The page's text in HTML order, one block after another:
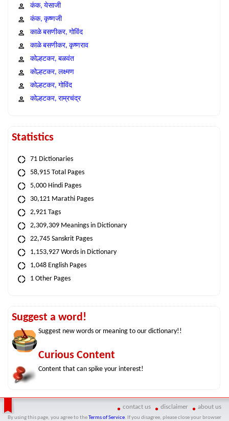
कंक, येसाजी
कंक, कृष्णजी
काळे बसणीकर, गोविंद
काळे बसणीकर, कृष्णराव
कोल्हटकर, बळवंत
कोल्हटकर, लक्ष्मण
कोल्हटकर, गोविंद
कोल्हटकर, राम्रचंद्र
Statistics
71 Dictionaries
58,915 Total Pages
5,000 Hindi Pages
30,121 Marathi Pages
2,921 Tags
2,309,309 Meanings in Dictionary
22,745 Sanskrit Pages
1,153,927 Words in Dictionary
1,048 English Pages
1 Other Pages
Suggest a word!
Suggest new words or meaning to our dictionary!!
Curious Content
Content that can spike your interest!
contact us disclaimer about us
By using this page, you agree to the Terms of Service. If you disagree, please close your browser